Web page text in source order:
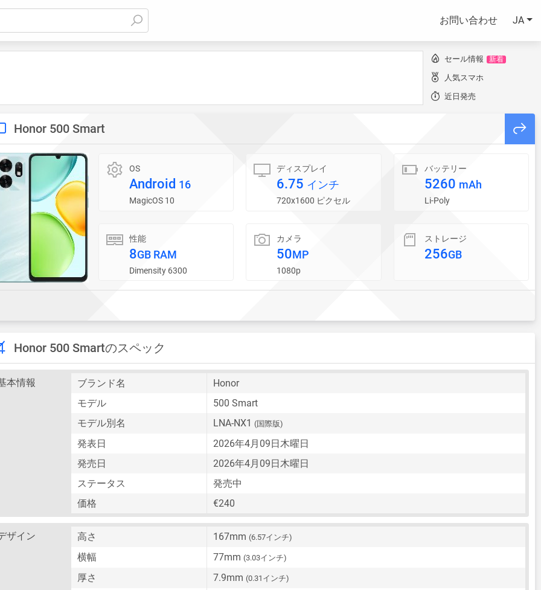
お問い合わせ JA
セール情報 新着
人気スマホ
近日発売
Honor 500 Smart
OS
Android 16
MagicOS 10
ディスプレイ
6.75 インチ
720x1600 ピクセル
バッテリー
5260 mAh
Li-Poly
性能
8GB RAM
Dimensity 6300
カメラ
50MP
1080p
ストレージ
256GB
Honor 500 Smartのスペック
本情報 ブランド名
Honor
モデル
500 Smart
モデル別名
LNA-NX1 (国際版)
発表日
2026年4月09日木曜日
発売日
2026年4月09日木曜日
ステータス
発売中
価格
€240
ザイン 高さ 167mm (6.57インチ)
横幅 77mm (3.03インチ)
厚さ 7.9mm (0.31インチ)